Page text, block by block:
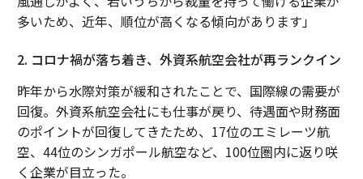
多いため、近年、順位が高くなる傾向があります」
2. コロナ禍が落ち着き、外資系航空会社が再ランクイン
昨年から水際対策が緩和されたことで、国際線の需要が
回復。外資系航空会社にも仕事が戻り、待遇面や財務面
のポイントが回復してきたため、17位のエミレーツ航
空、44位のシンガポール航空など、100位圏内に返り咲
く企業が目立った。